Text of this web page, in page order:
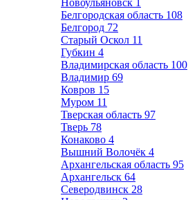
Новоульяновск 1
Белгородская область 108
Белгород 72
Старый Оскол 11
Губкин 4
Владимирская область 100
Владимир 69
Ковров 15
Муром 11
Тверская область 97
Тверь 78
Конаково 4
Вышний Волочёк 4
Архангельская область 95
Архангельск 64
Северодвинск 28